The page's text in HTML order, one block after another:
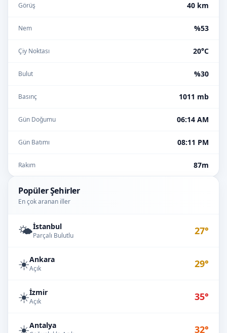
Görüş 40 km
Nem %53
Çiy Noktası 20°C
Bulut %30
Basınç 1011 mb
Gün Doğumu 06:14 AM
Gün Batımı 08:11 PM
Rakım 87m
Popüler Şehirler
En çok aranan iller
🌤️İstanbul
Parçalı Bulutlu 27°
☀️Ankara
Açık 29°
☀️İzmir
Açık 35°
☀️Antalya 32°